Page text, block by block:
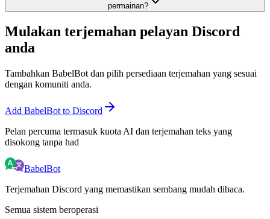
permainan?
Mulakan terjemahan pelayan Discord
anda
Tambahkan BabelBot dan pilih persediaan terjemahan yang sesuai
dengan komuniti anda.
Add BabelBot to Discord
Pelan percuma termasuk kuota AI dan terjemahan teks yang
disokong tanpa had
BabelBot
Terjemahan Discord yang memastikan sembang mudah dibaca.
Semua sistem beroperasi